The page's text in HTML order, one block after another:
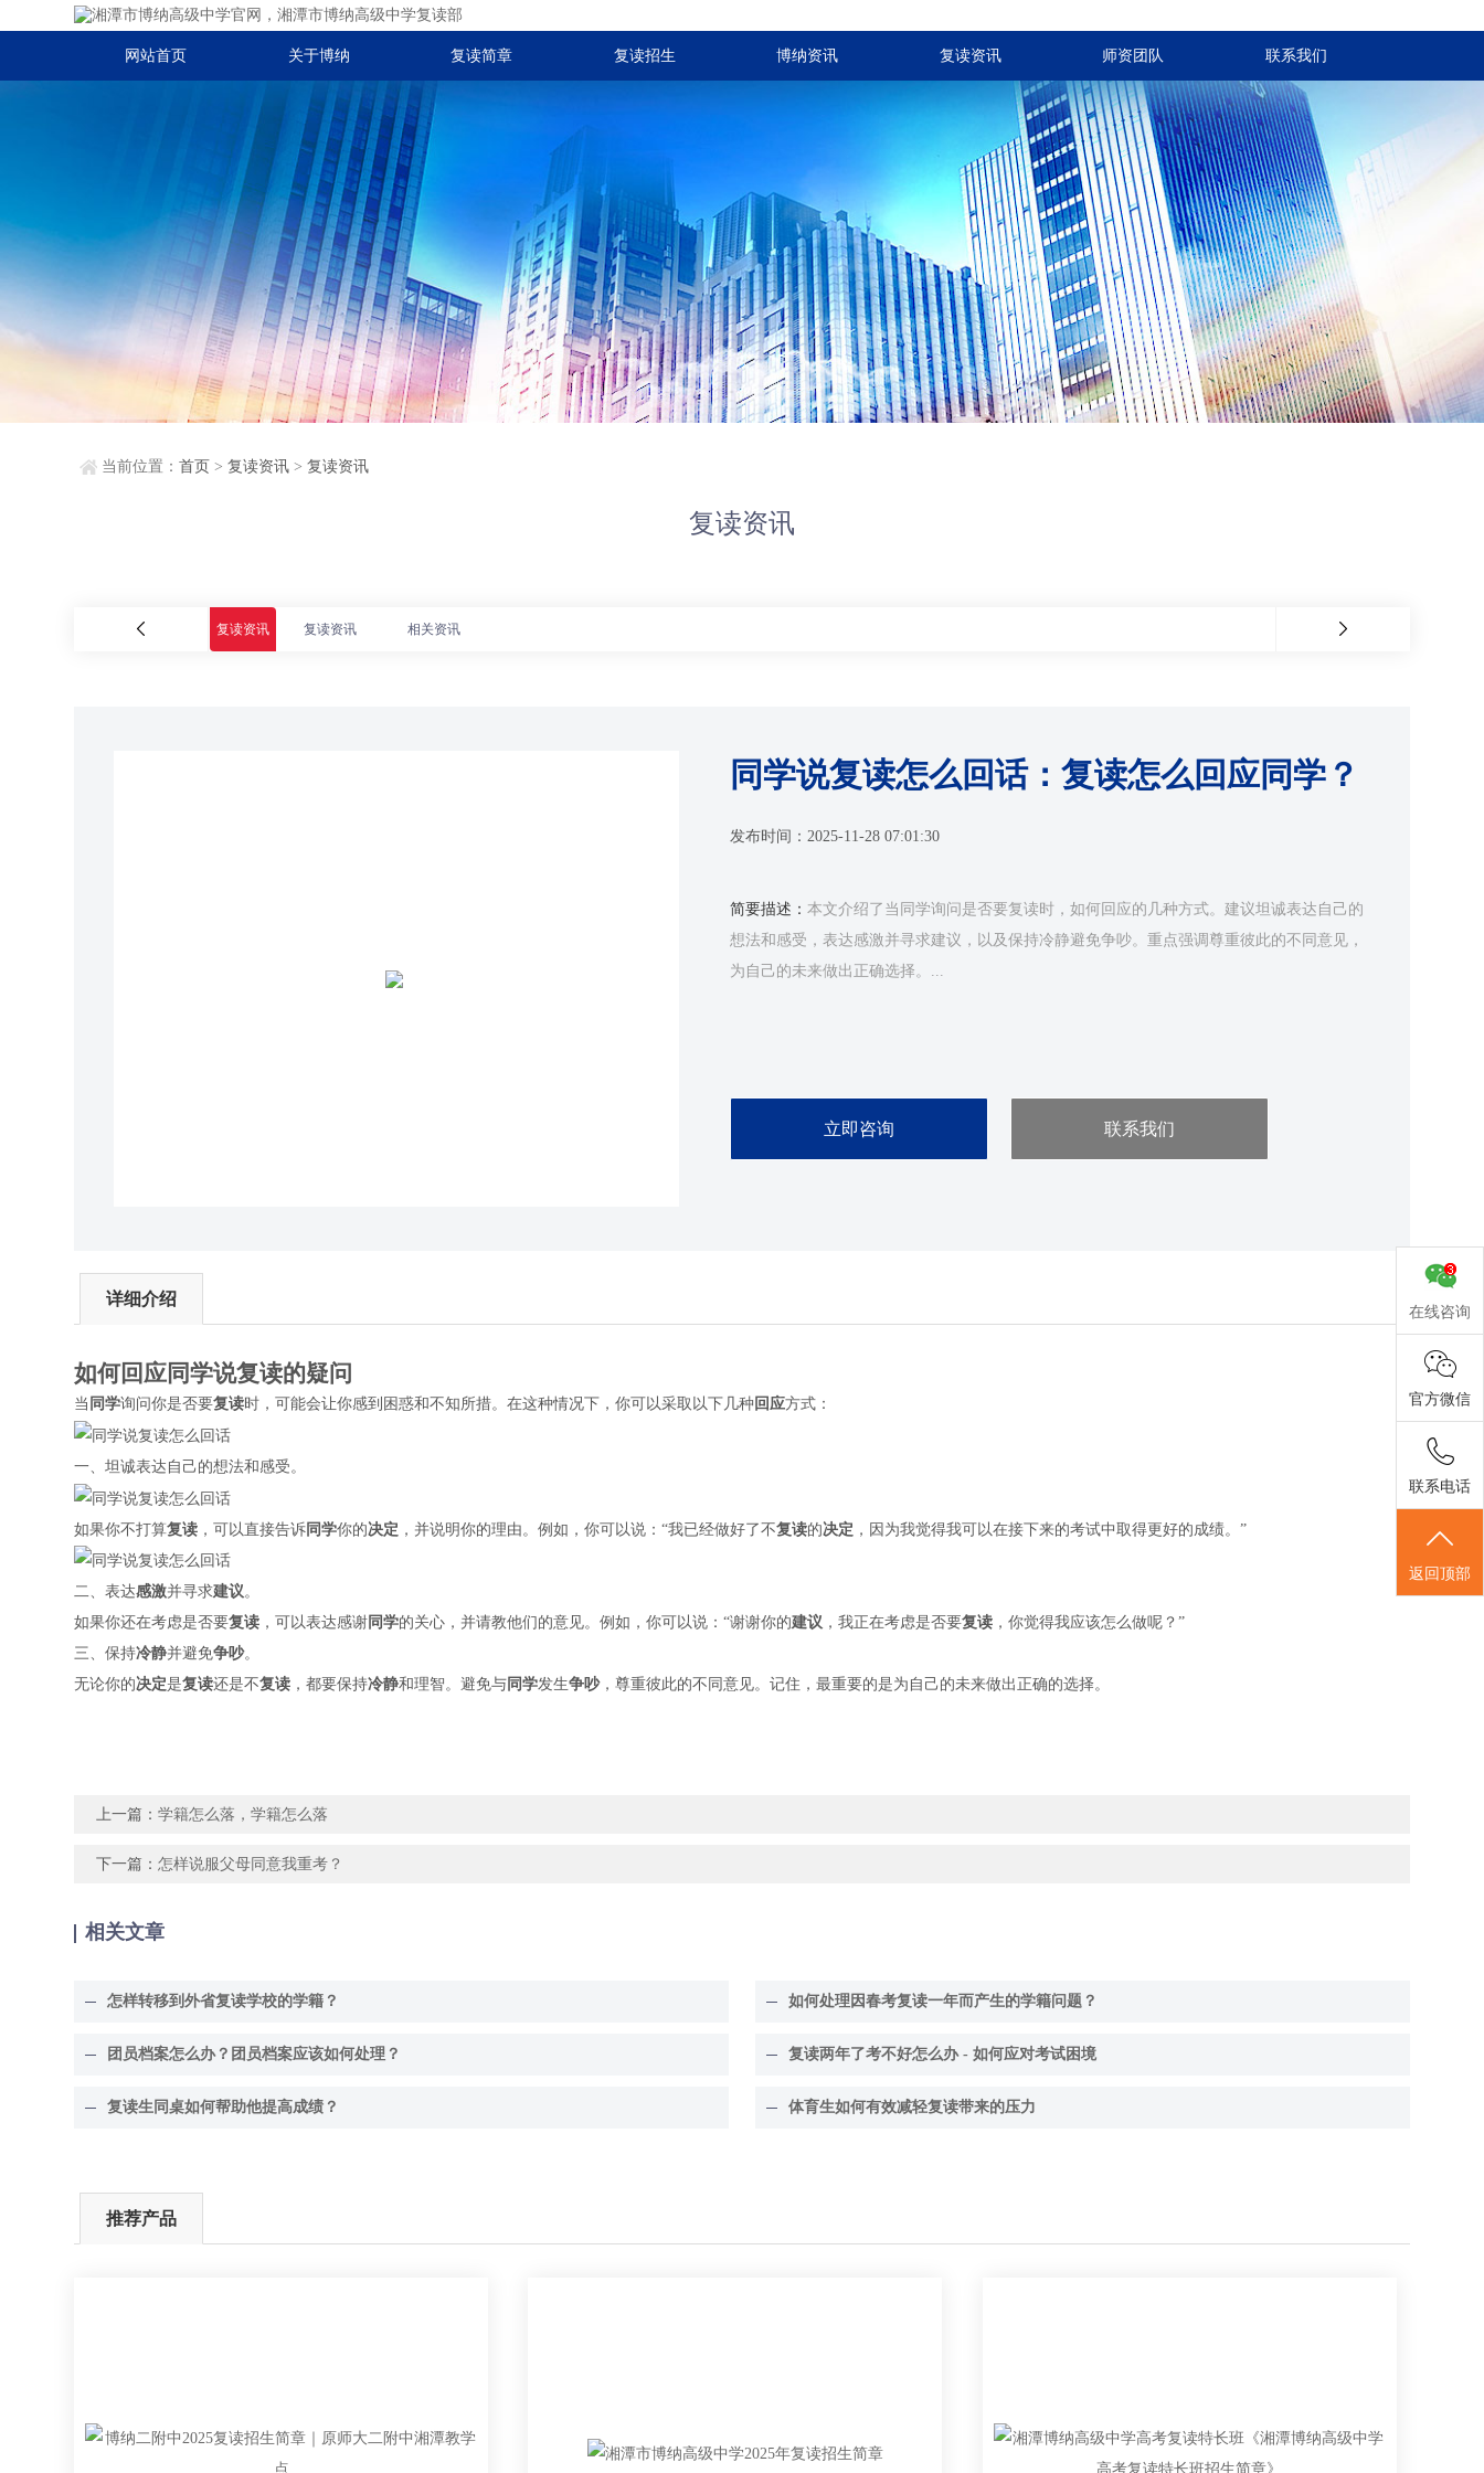
网站首页 关于博纳 复读简章 复读招生 博纳资讯 复读资讯 师资团队 联系我们
当前位置：首页 >复读资讯 >复读资讯
复读资讯
复读资讯 复读资讯 相关资讯
同学说复读怎么回话：复读怎么回应同学？
发布时间： 2025-11-28 07:01:30
简要描述： 本文介绍了当同学询问是否要复读时，如何回应的几种方式。建议坦诚表达自己的
想法和感受，表达感激并寻求建议，以及保持冷静避免争吵。重点强调尊重彼此的不同意见，
为自己的未来做出正确选择。...
立即咨询 联系我们
详细介绍
如何回应同学说复读的疑问
当 同学询问你是否要复读时，可能会让你感到困惑和不知所措。在这种情况下，你可以采取以下几种回应方式：
一、坦诚表达自己的想法和感受。
如果你不打算复读 ，可以直接告诉同学你的决定 ，并说明你的理由。例如，你可以说：“我已经做好了不复读的决定 ，因为我觉得我可以在接下来的考试中取得更好的成绩。”
二、表达感激并寻求建议。
如果你还在考虑是否要复读 ，可以表达感谢 同学的关心，并请教他们的意见。例如，你可以说：“谢谢你的建议 ，我正在考虑是否要复读 ，你觉得我应该怎么做呢？”
三、保持冷静并避免争吵。
无论你的决定是复读还是不复读 ，都要保持冷静和理智。避免与 同学发生争吵，尊重彼此的不同意见。记住，最重要的是为自己的未来做出正确的选择。
上一篇：学籍怎么落，学籍怎么落
下一篇：怎样说服父母同意我重考？
相关文章
怎样转移到外省复读学校的学籍？ 如何处理因春考复读一年而产生的学籍问题？
团员档案怎么办？团员档案应该如何处理？ 复读两年了考不好怎么办 - 如何应对考试困境
复读生同桌如何帮助他提高成绩？ 体育生如何有效减轻复读带来的压力
推荐产品
在线咨询
官方微信
联系电话
返回顶部